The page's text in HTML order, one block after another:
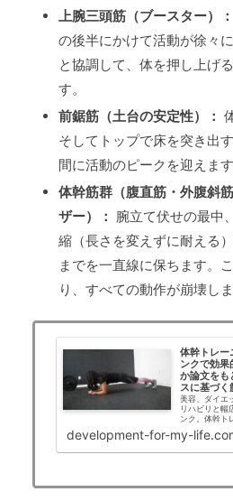
上腕三頭筋（ブースター）：
の後半にかけて活動が徐々
と協調して、体を押し上げ
す。
前鋸筋（土台の安定性）：
そしてトップで床を突き出
間に活動のピークを迎えます
体幹筋群（腹直筋・外腹斜
ザー）： 腕立て伏せの最中
縮（長さを変えずに耐える
までを一直線に保ちます。
り、すべての動作が崩壊しま
体幹トレー
ンクで効果
か論文をも
スに基づく
美容、ダイエ
リハビリと幅
ンク。体幹ト
た代表的な
の効果はどの
development-for-my-